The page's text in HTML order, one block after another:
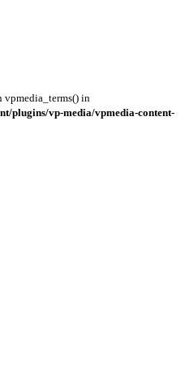
in
plugins/vp-media/vpmedia-content-